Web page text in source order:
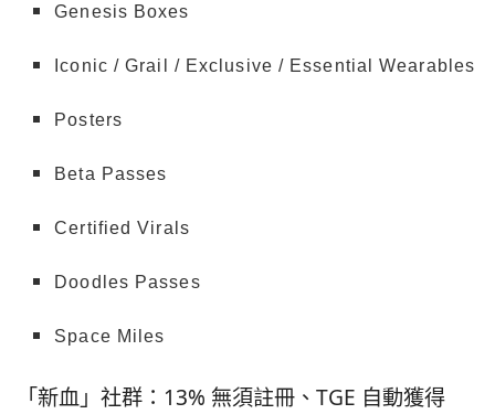
Genesis Boxes
Iconic / Grail / Exclusive / Essential Wearables
Posters
Beta Passes
Certified Virals
Doodles Passes
Space Miles
「新血」社群：13% 無須註冊、TGE 自動獲得